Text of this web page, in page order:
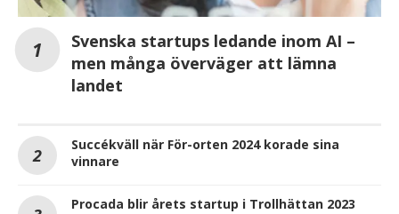
Svenska startups ledande inom AI –
men många överväger att lämna
landet
Succékväll när För-orten 2024 korade sina
vinnare
Procada blir årets startup i Trollhättan 2023